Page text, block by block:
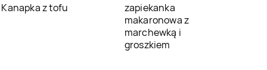
Kanapka z tofu
zapiekanka
makaronowa z
marchewką i
groszkiem